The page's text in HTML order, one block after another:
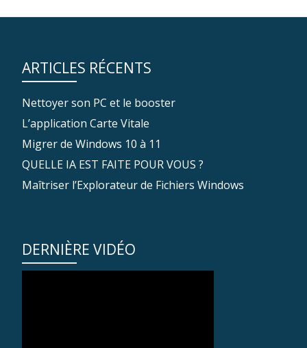
ARTICLES RÉCENTS
Nettoyer son PC et le booster
L’application Carte Vitale
Migrer de Windows 10 à 11
QUELLE IA EST FAITE POUR VOUS ?
Maîtriser l’Explorateur de Fichiers Windows
DERNIÈRE VIDÉO